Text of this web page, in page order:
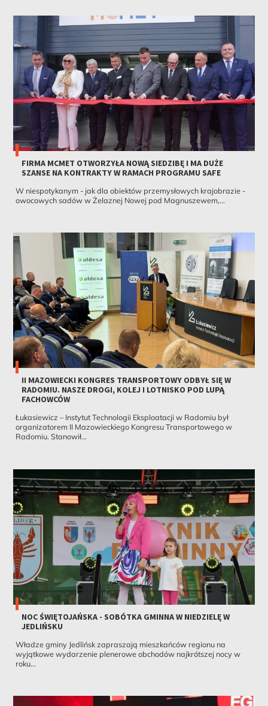
FIRMA MCMET OTWORZYŁA NOWĄ SIEDZIBĘ I MA DUŻE
SZANSE NA KONTRAKTY W RAMACH PROGRAMU SAFE
W niespotykanym - jak dla obiektów przemysłowych krajobrazie -
owocowych sadów w Żelaznej Nowej pod Magnuszewem,...
II MAZOWIECKI KONGRES TRANSPORTOWY ODBYŁ SIĘ W
RADOMIU. NASZE DROGI, KOLEJ I LOTNISKO POD LUPĄ
FACHOWCÓW
Łukasiewicz – Instytut Technologii Eksploatacji w Radomiu był
organizatorem II Mazowieckiego Kongresu Transportowego w
Radomiu. Stanowił...
NOC ŚWIĘTOJAŃSKA - SOBÓTKA GMINNA W NIEDZIELĘ W
JEDLIŃSKU
Władze gminy Jedlińsk zapraszają mieszkańców regionu na
wyjątkowe wydarzenie plenerowe obchodów najkrótszej nocy w
roku...